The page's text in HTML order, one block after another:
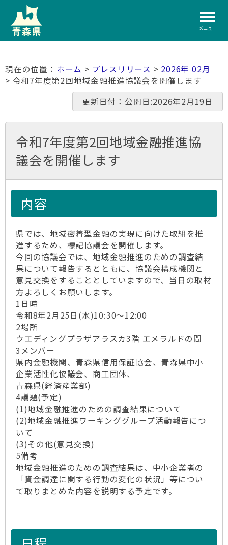
メニュー
ホーム > プレスリリース > 2026年 02月
> 令和7年度第2回地域金融推進協議会を開催します
更新日付：公開日:2026年2月19日
令和7年度第2回地域金融推進協
議会を開催します
内容
県では、地域密着型金融の実現に向けた取組を推
進するため、標記協議会を開催します。
今回の協議会では、地域金融推進のための調査結
果について報告するとともに、協議会構成機関と
意見交換をすることとしていますので、当日の取材
方よろしくお願いします。
1日時
令和8年2月25日(水)10:30～12:00
2場所
ウエディングプラザアラスカ3階 エメラルドの間
3メンバー
県内金融機関、青森県信用保証協会、青森県中小
企業活性化協議会、商工団体、
青森県(経済産業部)
4議題(予定)
(1)地域金融推進のための調査結果について
(2)地域金融推進ワーキンググループ活動報告につ
いて
(3)その他(意見交換)
5備考
地域金融推進のための調査結果は、中小企業者の
「資金調達に関する行動の変化の状況」等につい
て取りまとめた内容を説明する予定です。